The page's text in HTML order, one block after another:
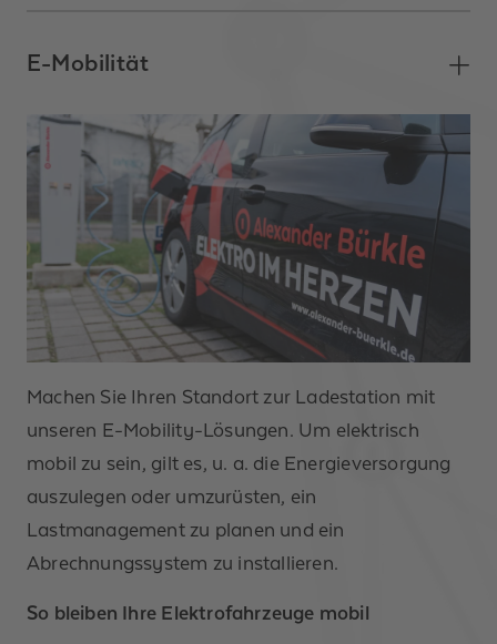
E-Mobilität
Machen Sie Ihren Standort zur Ladestation mit
unseren E-Mobility-Lösungen. Um elektrisch
mobil zu sein, gilt es, u. a. die Energieversorgung
auszulegen oder umzurüsten, ein
Lastmanagement zu planen und ein
Abrechnungssystem zu installieren.
So bleiben Ihre Elektrofahrzeuge mobil